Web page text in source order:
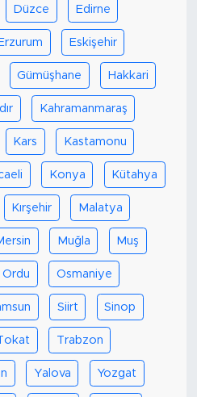
Düzce Edirne
Eskişehir
Gümüşhane Hakkari
Kahramanmaraş
Kars Kastamonu
Konya Kütahya
Kırşehir Malatya
Muğla Muş
Ordu Osmaniye
Siirt Sinop
Trabzon
Yalova Yozgat